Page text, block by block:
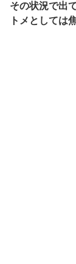
その状況で出
トメとしては